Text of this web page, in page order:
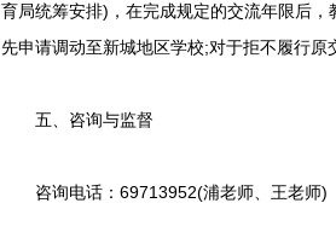
育局统筹安排)，在完成规定的交流年限后
先申请调动至新城地区学校;对于拒不履行原
五、咨询与监督
咨询电话：69713952(浦老师、王老师)